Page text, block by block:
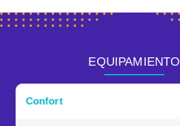
EQUIPAMIENTO
Confort